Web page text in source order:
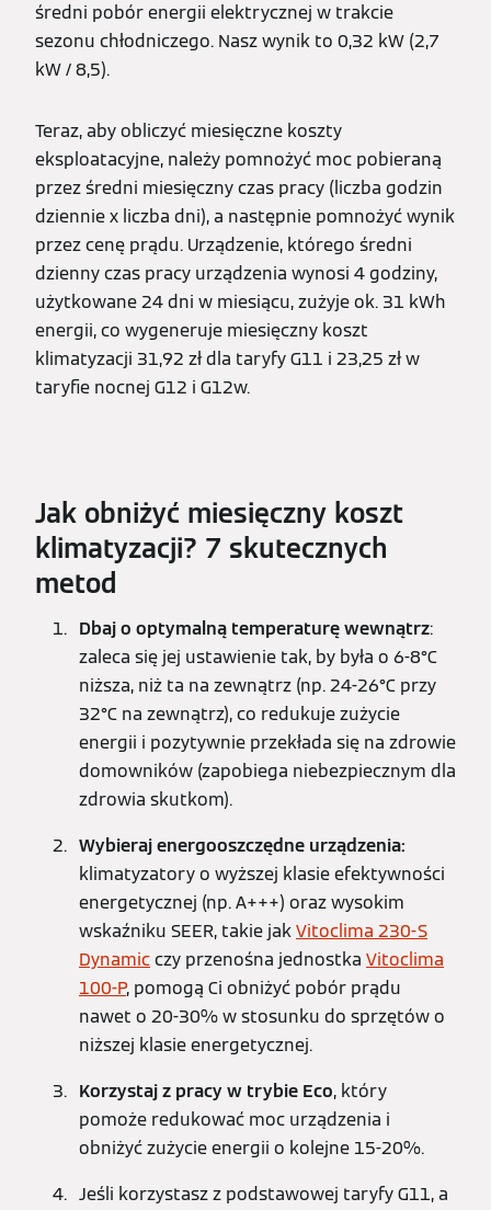
średni pobór energii elektrycznej w trakcie
sezonu chłodniczego. Nasz wynik to 0,32 kW (2,7
kW / 8,5).
Teraz, aby obliczyć miesięczne koszty
eksploatacyjne, należy pomnożyć moc pobieraną
przez średni miesięczny czas pracy (liczba godzin
dziennie x liczba dni), a następnie pomnożyć wynik
przez cenę prądu. Urządzenie, którego średni
dzienny czas pracy urządzenia wynosi 4 godziny,
użytkowane 24 dni w miesiącu, zużyje ok. 31 kWh
energii, co wygeneruje miesięczny koszt
klimatyzacji 31,92 zł dla taryfy G11 i 23,25 zł w
taryfie nocnej G12 i G12w.
Jak obniżyć miesięczny koszt
klimatyzacji? 7 skutecznych
metod
Dbaj o optymalną temperaturę wewnątrz:
zaleca się jej ustawienie tak, by była o 6-8°C
niższa, niż ta na zewnątrz (np. 24-26°C przy
32°C na zewnątrz), co redukuje zużycie
energii i pozytywnie przekłada się na zdrowie
domowników (zapobiega niebezpiecznym dla
zdrowia skutkom).
Wybieraj energooszczędne urządzenia:
klimatyzatory o wyższej klasie efektywności
energetycznej (np. A+++) oraz wysokim
wskaźniku SEER, takie jakVitoclima 230-S
Dynamicczy przenośna jednostka Vitoclima
100-P, pomogą Ci obniżyć pobór prądu
nawet o 20-30% w stosunku do sprzętów o
niższej klasie energetycznej.
Korzystaj z pracy w trybie Eco, który
pomoże redukować moc urządzenia i
obniżyć zużycie energii o kolejne 15-20%.
Jeśli korzystasz z podstawowej taryfy G11, a